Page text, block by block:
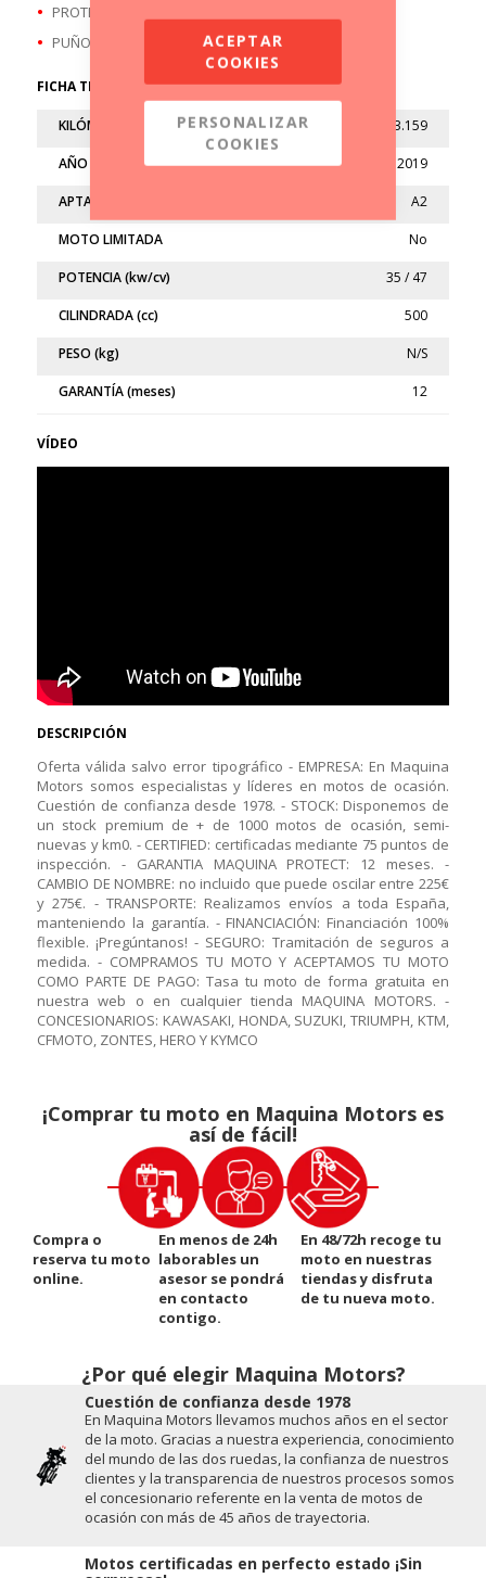
PROTECTOR RADIADOR
PUÑOS CALEFACTABLES
FICHA TÉCNICA
KILÓMETROS 33.159
AÑO 2019
APTA A2
MOTO LIMITADA No
POTENCIA (kw/cv) 35 / 47
CILINDRADA (cc) 500
PESO (kg) N/S
GARANTÍA (meses) 12
VÍDEO
DESCRIPCIÓN
Oferta válida salvo error tipográfico - EMPRESA: En Maquina
Motors somos especialistas y líderes en motos de ocasión.
Cuestión de confianza desde 1978. - STOCK: Disponemos de
un stock premium de + de 1000 motos de ocasión, semi-
nuevas y km0. - CERTIFIED: certificadas mediante 75 puntos de
inspección. - GARANTIA MAQUINA PROTECT: 12 meses. -
CAMBIO DE NOMBRE: no incluido que puede oscilar entre 225€
y 275€. - TRANSPORTE: Realizamos envíos a toda España,
manteniendo la garantía. - FINANCIACIÓN: Financiación 100%
flexible. ¡Pregúntanos! - SEGURO: Tramitación de seguros a
medida. - COMPRAMOS TU MOTO Y ACEPTAMOS TU MOTO
COMO PARTE DE PAGO: Tasa tu moto de forma gratuita en
nuestra web o en cualquier tienda MAQUINA MOTORS. -
CONCESIONARIOS: KAWASAKI, HONDA, SUZUKI, TRIUMPH, KTM,
CFMOTO, ZONTES, HERO Y KYMCO
¡Comprar tu moto en Maquina Motors es
así de fácil!
Compra o
reserva tu moto
online.
En menos de 24h
laborables un
asesor se pondrá
en contacto
contigo.
En 48/72h recoge tu
moto en nuestras
tiendas y disfruta
de tu nueva moto.
¿Por qué elegir Maquina Motors?
Cuestión de conﬁanza desde 1978
En Maquina Motors llevamos muchos años en el sector
de la moto. Gracias a nuestra experiencia, conocimiento
del mundo de las dos ruedas, la conﬁanza de nuestros
clientes y la transparencia de nuestros procesos somos
el concesionario referente en la venta de motos de
ocasión con más de 45 años de trayectoria.
Motos certificadas en perfecto estado ¡Sin
ACEPTAR
COOKIES
PERSONALIZAR
COOKIES